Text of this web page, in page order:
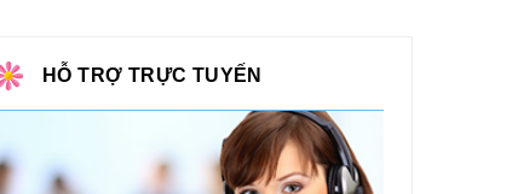
HỖ TRỢ TRỰC TUYẾN